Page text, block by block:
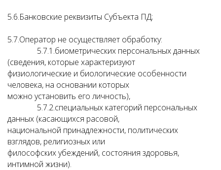
5.6.Банковские реквизиты Субъекта ПД;
5.7.Оператор не осуществляет обработку:
5.7.1.биометрических персональных данных
(сведения, которые характеризуют
физиологические и биологические особенности
человека, на основании которых
можно установить его личность),
5.7.2.специальных категорий персональных
данных (касающихся расовой,
национальной принадлежности, политических
взглядов, религиозных или
философских убеждений, состояния здоровья,
интимной жизни).